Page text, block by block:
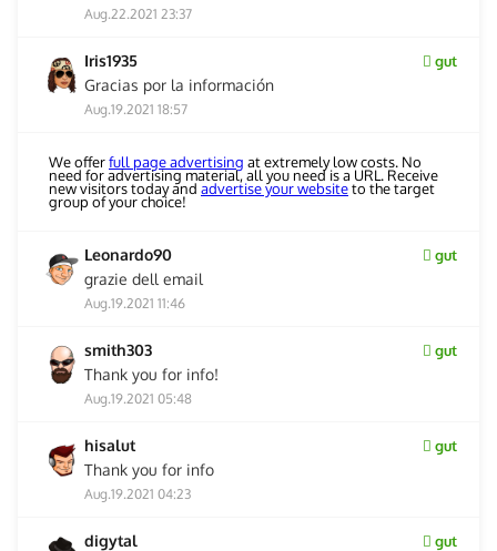
Aug.22.2021 23:37
Iris1935 gut
Gracias por la información
Aug.19.2021 18:57
We offerfull page advertising at extremely low costs. No
need for advertising material, all you need is a URL. Receive
new visitors today and advertise your websiteto the target
group of your choice!
Leonardo90 gut
grazie dell email
Aug.19.2021 11:46
smith303 gut
Thank you for info!
Aug.19.2021 05:48
hisalut gut
Thank you for info
Aug.19.2021 04:23
digytal gut